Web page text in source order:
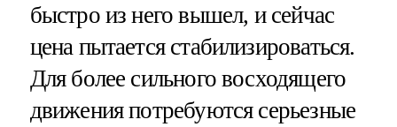
быстро из него вышел, и сейчас
цена пытается стабилизироваться.
Для более сильного восходящего
движения потребуются серьезные